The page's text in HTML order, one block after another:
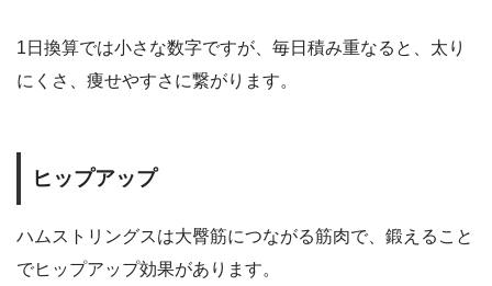
1日換算では小さな数字ですが、毎日積み重なると、太り
にくさ、痩せやすさに繋がります。
ヒップアップ
ハムストリングスは大臀筋につながる筋肉で、鍛えること
でヒップアップ効果があります。